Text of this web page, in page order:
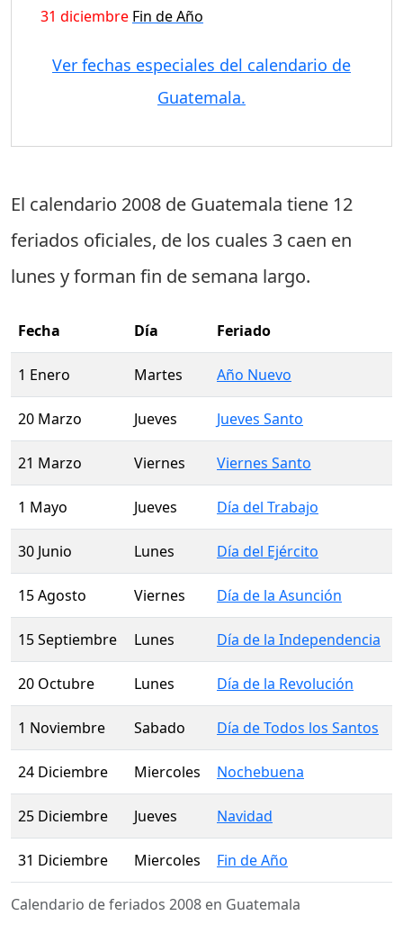
31 diciembre Fin de Año
Ver fechas especiales del calendario de
Guatemala.
El calendario 2008 de Guatemala tiene 12
feriados oficiales, de los cuales 3 caen en
lunes y forman fin de semana largo.
Calendario de feriados 2008 en Guatemala
Fecha Día Feriado
1 Enero Martes Año Nuevo
20 Marzo Jueves Jueves Santo
21 Marzo Viernes Viernes Santo
1 Mayo Jueves Día del Trabajo
30 Junio Lunes Día del Ejército
15 Agosto Viernes Día de la Asunción
15 Septiembre Lunes Día de la Independencia
20 Octubre Lunes Día de la Revolución
1 Noviembre Sabado Día de Todos los Santos
24 Diciembre Miercoles Nochebuena
25 Diciembre Jueves Navidad
31 Diciembre Miercoles Fin de Año